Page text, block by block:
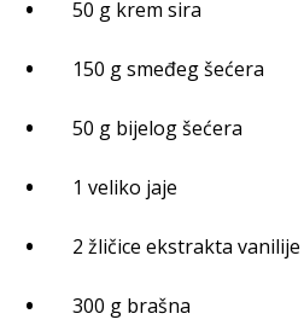
50 g krem sira
150 g smeđeg šećera
50 g bijelog šećera
1 veliko jaje
2 žličice ekstrakta vanilije
300 g brašna